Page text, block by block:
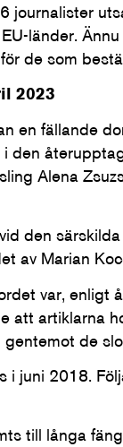
journalister
länder.
de som
2023
en fällande
i den
Alena
den
av Marian
var, enligt
att artiklarna
de
i juni 2018.
till långa